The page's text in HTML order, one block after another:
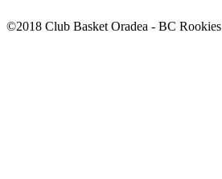
©2018 Club Basket Oradea - BC Rookies